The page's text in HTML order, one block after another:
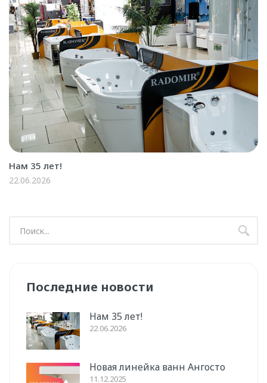
Нам 35 лет!
22.06.2026
Последние новости
Нам 35 лет!
22.06.2026
Новая линейка ванн Ангосто
11.12.2025